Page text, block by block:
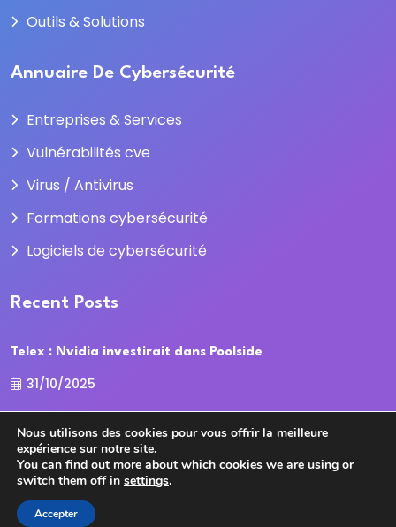
Outils & Solutions
Annuaire De Cybersécurité
Entreprises & Services
Vulnérabilités cve
Virus / Antivirus
Formations cybersécurité
Logiciels de cybersécurité
Recent Posts
Telex : Nvidia investirait dans Poolside
31/10/2025
La Cour des comptes recadre la
31/10/2025
Nous utilisons des cookies pour vous offrir la meilleure
expérience sur notre site.
You can find out more about which cookies we are using or
switch them off in settings.
Accepter